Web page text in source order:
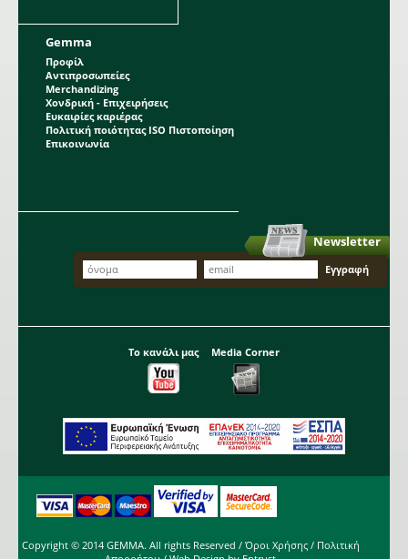
Gemma
Προφίλ
Αντιπροσωπείες
Merchandizing
Χονδρική - Επιχειρήσεις
Ευκαιρίες καριέρας
Πολιτική ποιότητας ISO Πιστοποίηση
Επικοινωνία
Newsletter
Το κανάλι μας Media Corner
Copyright © 2014 GEMMA. All rights Reserved / Όροι Χρήσης/ Πολιτική